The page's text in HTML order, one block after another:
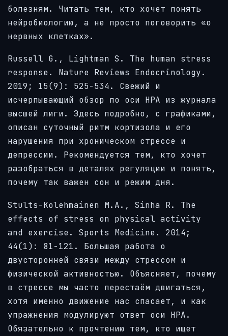
болезням. Читать тем, кто хочет понять
нейробиологию, а не просто поговорить «о
нервных клетках».
Russell G., Lightman S. The human stress
response. Nature Reviews Endocrinology.
2019; 15(9): 525-534. Свежий и
исчерпывающий обзор по оси HPA из журнала
высшей лиги. Здесь подробно, с графиками,
описан суточный ритм кортизола и его
нарушения при хроническом стрессе и
депрессии. Рекомендуется тем, кто хочет
разобраться в деталях регуляции и понять,
почему так важен сон и режим дня.
Stults-Kolehmainen M.A., Sinha R. The
effects of stress on physical activity
and exercise. Sports Medicine. 2014;
44(1): 81-121. Большая работа о
двусторонней связи между стрессом и
физической активностью. Объясняет, почему
в стрессе мы часто перестаём двигаться,
хотя именно движение нас спасает, и как
упражнения модулируют ответ оси HPA.
Обязательно к прочтению тем, кто ищет